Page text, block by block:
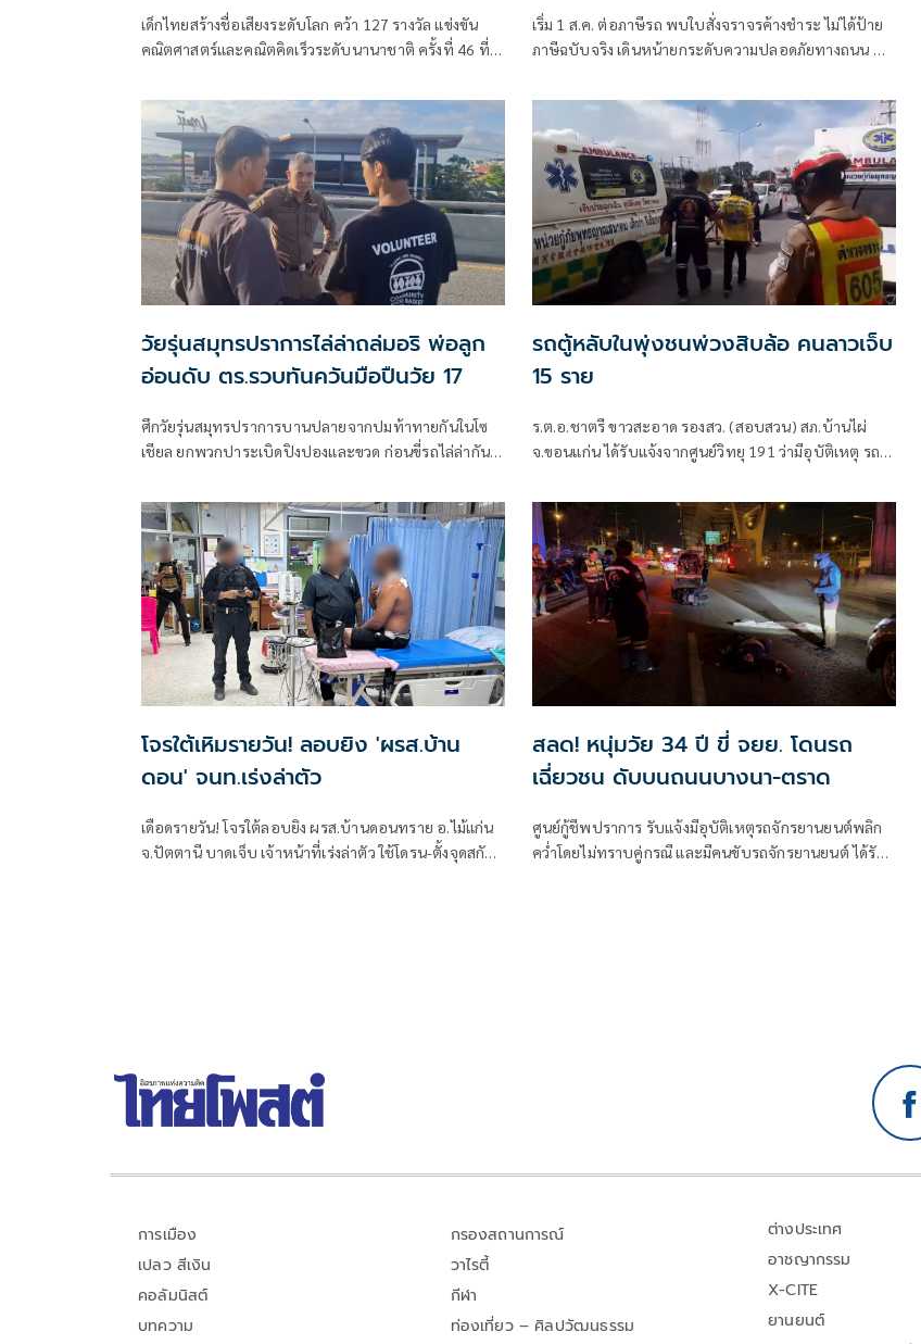
เด็กไทยสร้างชื่อเสียงระดับโลก คว้า 127 รางวัล แข่งขัน
คณิตศาสตร์และคณิตคิดเร็วระดับนานาชาติ ครั้งที่ 46 ที่
เริ่ม 1 ส.ค. ต่อภาษีรถ พบใบสั่งจราจรค้างชำระ ไม่ได้ป้าย
ภาษีฉบับจริง เดินหน้ายกระดับความปลอดภัยทางถนน ตั้ง
ประชากร 1 แสนคน
วัยรุ่นสมุทรปราการไล่ล่าถล่มอริ พ่อลูก
อ่อนดับ ตร.รวบทันควันมือปืนวัย 17
ศึกวัยรุ่นสมุทรปราการบานปลายจากปมท้าทายกันในโซ
เชียล ยกพวกปาระเบิดปิงปองและขวด ก่อนขี่รถไล่ล่ากัน
รถตู้หลับในพุ่งชนพ่วงสิบล้อ คนลาวเจ็บ
15 ราย
ร.ต.อ.ชาตรี ขาวสะอาด รองสว. (สอบสวน) สภ.บ้านไผ่
จ.ขอนแก่น ได้รับแจ้งจากศูนย์วิทยุ 191 ว่ามีอุบัติเหตุ รถตู้
โจรใต้เหิมรายวัน! ลอบยิง 'ผรส.บ้าน
ดอน' จนท.เร่งล่าตัว
เดือดรายวัน! โจรใต้ลอบยิง ผรส.บ้านดอนทราย อ.ไม้แก่น
จ.ปัตตานี บาดเจ็บ เจ้าหน้าที่เร่งล่าตัว ใช้โดรน-ตั้งจุดสกัด
สลด! หนุ่มวัย 34 ปี ขี่ จยย. โดนรถ
เฉี่ยวชน ดับบนถนนบางนา-ตราด
ศูนย์กู้ชีพปราการ รับแจ้งมีอุบัติเหตุรถจักรยานยนต์พลิก
คว่ำโดยไม่ทราบคู่กรณี และมีคนขับรถจักรยานยนต์ ได้รับ
การเมือง
เปลว สีเงิน
คอลัมนิสต์
บทความ
กรองสถานการณ์
วาไรตี้
กีฬา
ท่องเที่ยว – ศิลปวัฒนธรรม
ต่างประเทศ
อาชญากรรม
X-CITE
ยานยนต์